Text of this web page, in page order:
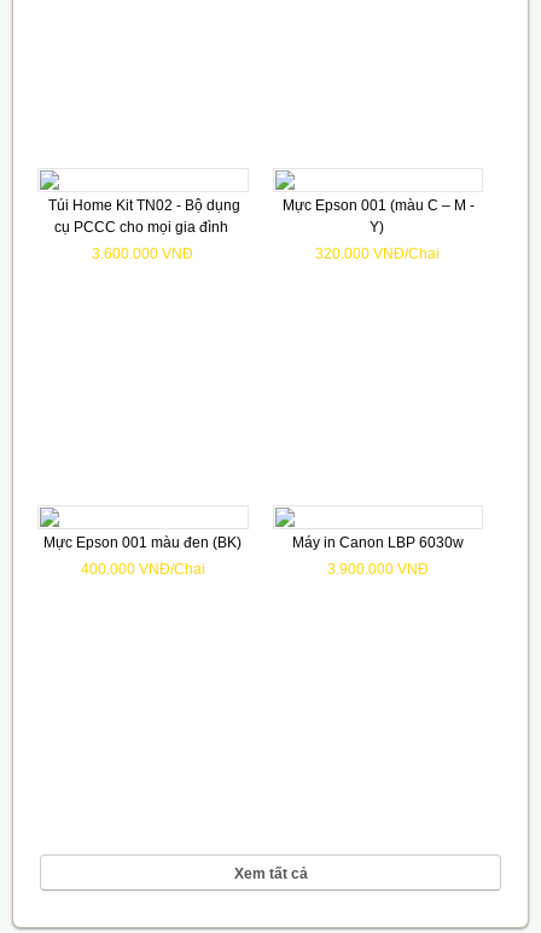
Túi Home Kit TN02 - Bộ dụng
cụ PCCC cho mọi gia đình
3.600.000 VNĐ
Mực Epson 001 (màu C – M -
Y)
320.000 VNĐ/Chai
Mực Epson 001 màu đen (BK)
400.000 VNĐ/Chai
Máy in Canon LBP 6030w
3.900.000 VNĐ
Xem tất cả